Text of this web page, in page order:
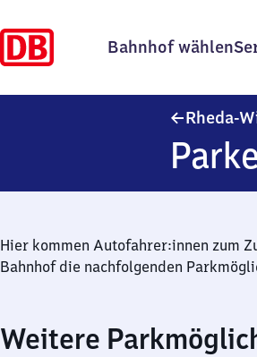
Bahnhof wählen
Rheda-
Hier kommen Autofahrer:innen zum
Bahnhof die nachfolgenden
Weitere